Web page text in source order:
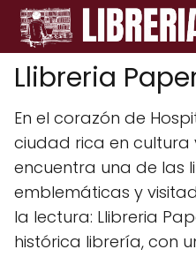
Llibreria
En el corazón de
ciudad rica en cultura
encuentra una de las
emblemáticas y
la lectura: Llibreria
histórica librería, con